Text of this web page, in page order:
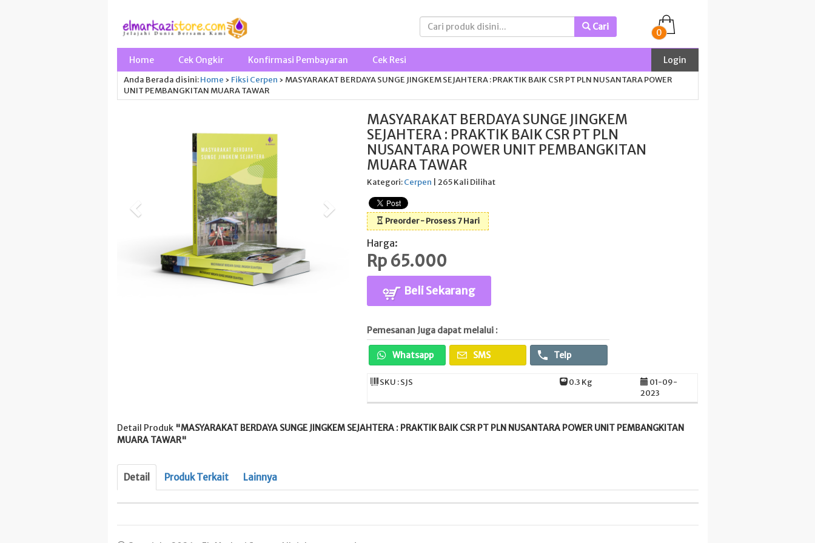
Cari
0
Home Cek Ongkir Konfirmasi Pembayaran Cek Resi Login
Anda Berada disini: Home › Fiksi Cerpen › MASYARAKAT BERDAYA SUNGE JINGKEM SEJAHTERA : PRAKTIK BAIK CSR PT PLN NUSANTARA POWER
UNIT PEMBANGKITAN MUARA TAWAR
MASYARAKAT BERDAYA SUNGE JINGKEM
SEJAHTERA : PRAKTIK BAIK CSR PT PLN
NUSANTARA POWER UNIT PEMBANGKITAN
MUARA TAWAR
Kategori:Cerpen | 265 Kali Dilihat
Preorder - Prosess 7 Hari
Harga:
Rp 65.000
Beli Sekarang
Pemesanan Juga dapat melalui :
Whatsapp SMS Telp
SKU : SJS 0.3 Kg
01-09-
2023
Detail Produk "MASYARAKAT BERDAYA SUNGE JINGKEM SEJAHTERA : PRAKTIK BAIK CSR PT PLN NUSANTARA POWER UNIT PEMBANGKITAN
MUARA TAWAR"
Detail Produk Terkait Lainnya